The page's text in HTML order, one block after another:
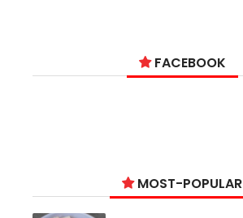
FACEBOOK
MOST-POPULAR